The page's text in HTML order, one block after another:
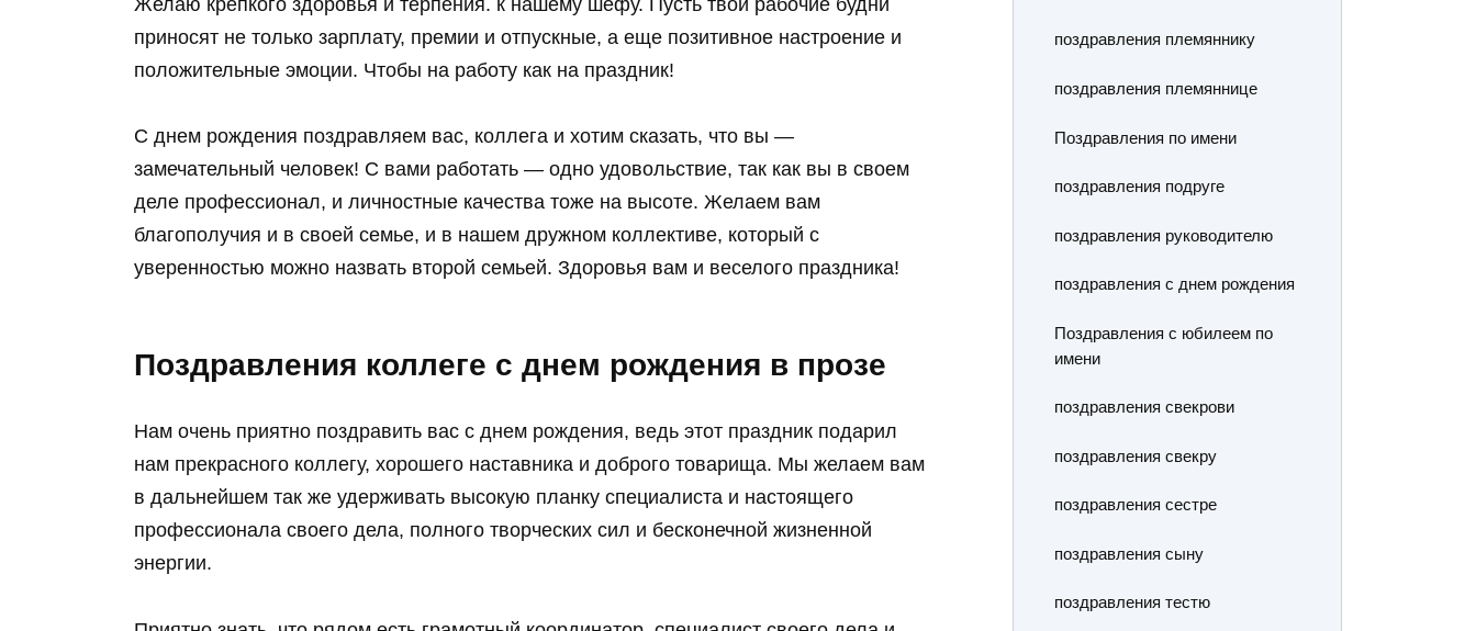
приносят не только зарплату, премии и отпускные, а еще позитивное настроение и
положительные эмоции. Чтобы на работу как на праздник!
С днем рождения поздравляем вас, коллега и хотим сказать, что вы —
замечательный человек! С вами работать — одно удовольствие, так как вы в своем
деле профессионал, и личностные качества тоже на высоте. Желаем вам
благополучия и в своей семье, и в нашем дружном коллективе, который с
уверенностью можно назвать второй семьей. Здоровья вам и веселого праздника!
Поздравления коллеге с днем рождения в прозе
Нам очень приятно поздравить вас с днем рождения, ведь этот праздник подарил
нам прекрасного коллегу, хорошего наставника и доброго товарища. Мы желаем вам
в дальнейшем так же удерживать высокую планку специалиста и настоящего
профессионала своего дела, полного творческих сил и бесконечной жизненной
энергии.
поздравления племяннику
поздравления племяннице
Поздравления по имени
поздравления подруге
поздравления руководителю
поздравления с днем рождения
Поздравления с юбилеем по
имени
поздравления свекрови
поздравления свекру
поздравления сестре
поздравления сыну
поздравления тестю